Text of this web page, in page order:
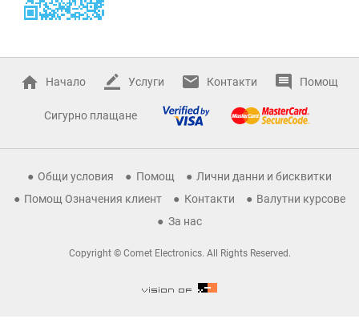
Начало Услуги Контакти Помощ
Сигурно плащане
Общи условия Помощ
Лични данни и бисквитки
Помощ Означения клиент
Контакти
Валутни курсове
За нас
Copyright © Comet Electronics. All Rights Reserved.